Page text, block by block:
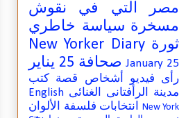
نقوش
مصر التي في
خاطري سياسة مسخرة
New Yorker Diary ثورة
25 يناير صحافة January 25
كتب
قصة أشخاص فيديو
رأى
English الرأفتانى الغنائى
مدينة
الألوان
فلسفة انتخابات
New York